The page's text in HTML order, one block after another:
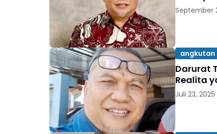
September
angkutan
Darurat
Realita
Juli 23, 2025